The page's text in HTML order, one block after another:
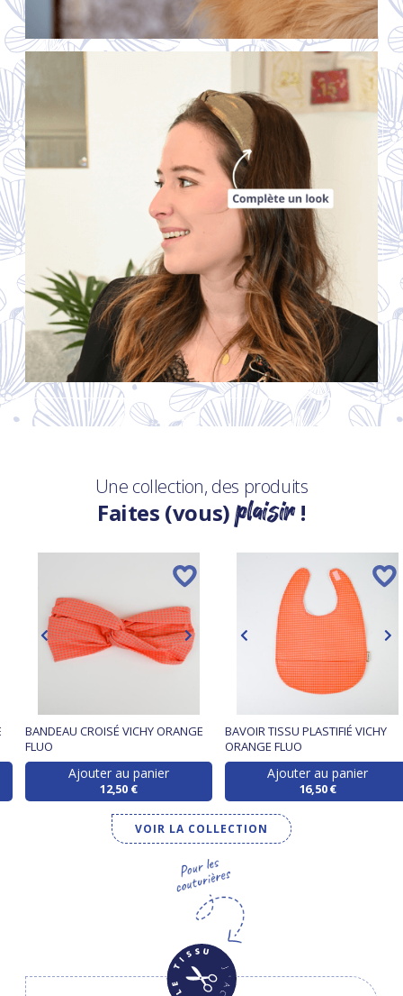
Une collection, des produits
Faites (vous)plaisir!
BANDEAU CROISÉ VICHY ORANGE
FLUO
Ajouter au panier
12,50 €
BAVOIR TISSU PLASTIFIÉ VICHY
ORANGE FLUO
Ajouter au panier
16,50 €
VOIR LA COLLECTION